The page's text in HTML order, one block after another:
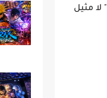
توقعه في دبي خلال مايو 2025، ليكون دليلك الشامل لتخطيط تجربة "exclusive Dubai experiences" لا مثيل